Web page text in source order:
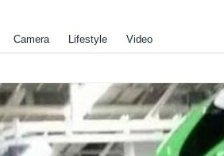
Camera Lifestyle Video